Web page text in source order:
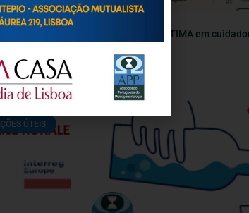
mais velhos
CULPA E AUTOESTIMA em
17 Julho, 2026
ÚTEIS